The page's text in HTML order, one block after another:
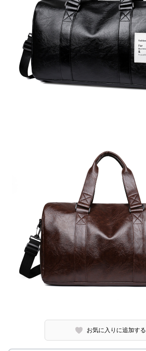
お気に入りに追加する